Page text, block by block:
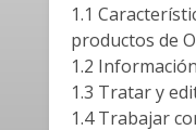
1.1
productos de
1.2
1.3 Tratar y
1.4 Trabajar